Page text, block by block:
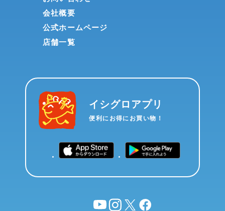
会社概要
公式ホームページ
店舗一覧
イシグロアプリ
便利にお得にお買い物！
YouTubeinstagram
X facebook